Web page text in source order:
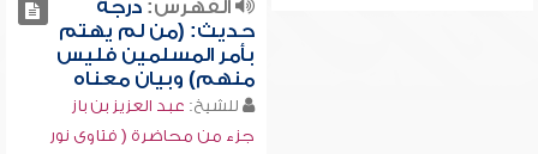
الفهرس:درجة
حديث: (من لم يهتم
بأمر المسلمين فليس
منهم) وبيان معناه
للشيخ: عبد العزيز بن باز
جزء من محاضرة ( فتاوى نور